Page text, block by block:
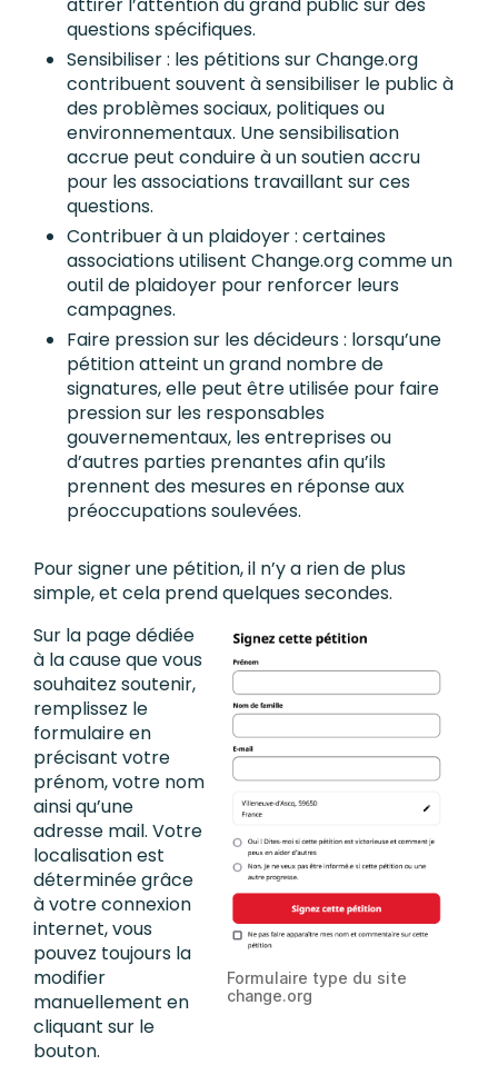
questions spécifiques.
Sensibiliser : les pétitions sur Change.org
contribuent souvent à sensibiliser le public à
des problèmes sociaux, politiques ou
environnementaux. Une sensibilisation
accrue peut conduire à un soutien accru
pour les associations travaillant sur ces
questions.
Contribuer à un plaidoyer : certaines
associations utilisent Change.org comme un
outil de plaidoyer pour renforcer leurs
campagnes.
Faire pression sur les décideurs : lorsqu’une
pétition atteint un grand nombre de
signatures, elle peut être utilisée pour faire
pression sur les responsables
gouvernementaux, les entreprises ou
d’autres parties prenantes afin qu’ils
prennent des mesures en réponse aux
préoccupations soulevées.
Pour signer une pétition, il n’y a rien de plus
simple, et cela prend quelques secondes.
Formulaire type du site
change.org
Sur la page dédiée
à la cause que vous
souhaitez soutenir,
remplissez le
formulaire en
précisant votre
prénom, votre nom
ainsi qu’une
adresse mail. Votre
localisation est
déterminée grâce
à votre connexion
internet, vous
pouvez toujours la
modifier
manuellement en
cliquant sur le
bouton.